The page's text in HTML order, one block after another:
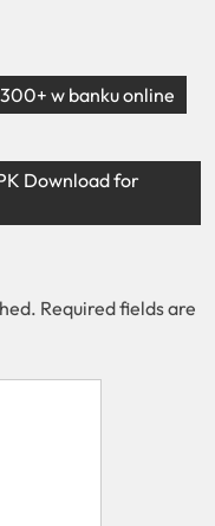
w banku online
Download for
Required fields are